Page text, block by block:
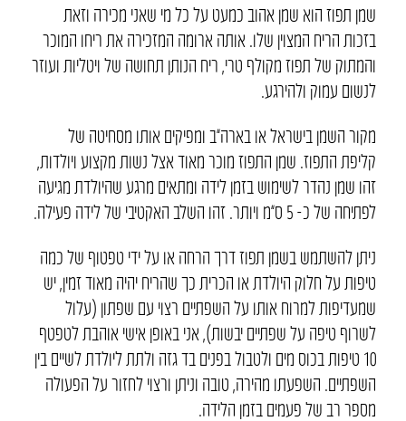
שמן תפוז הוא שמן אהוב כמעט על כל מי שאני מכירה וזאת
בזכות הריח המצוין שלו. אותה ארומה המזכירה את ריחו המוכר
והמתוק של תפוז מקולף טרי, ריח הנותן תחושה של ויטליות ועוזר
לנשום עמוק ולהירגע.
מקור השמן בישראל או בארה”ב ומפיקים אותו מסחיטה של
קליפת התפוז. שמן התפוז מוכר מאוד אצל נשות מקצוע ויולדות,
זהו שמן נהדר לשימוש בזמן לידה ומתאים מרגע שהיולדת מגיעה
לפתיחה של כ- 5 ס”מ ויותר. זהו השלב האקטיבי של לידה פעילה.
ניתן להשתמש בשמן תפוז דרך הרחה או על ידי טפטוף של כמה
טיפות על חלוק היולדת או הכרית כך שהריח יהיה מאוד זמין, יש
שמעדיפות למרוח אותו על השפתיים רצוי עם שפתון (עלול
לשרוף טיפה על שפתיים יבשות), אני באופן אישי אוהבת לטפטף
10 טיפות בכוס מים ולטבול בפנים בד גזה ולתת ליולדת לשיים בין
השפתיים. השפעתו מהירה, טובה וניתן ורצוי לחזור על הפעולה
מספר רב של פעמים בזמן הלידה.